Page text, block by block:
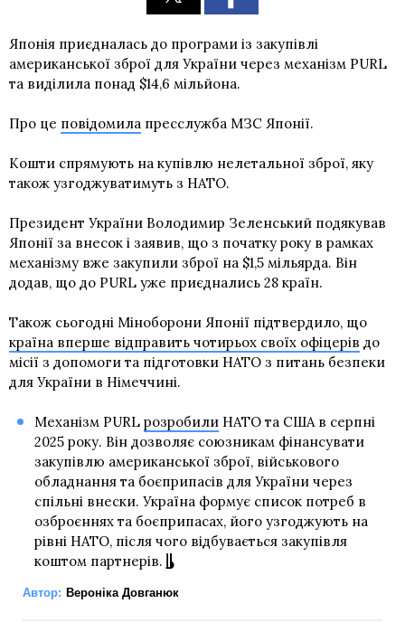
Японія приєдналась до програми із закупівлі
американської зброї для України через механізм PURL
та виділила понад $14,6 мільйона.
Про це повідомила пресслужба МЗС Японії.
Кошти спрямують на купівлю нелетальної зброї, яку
також узгоджуватимуть з НАТО.
Президент України Володимир Зеленський подякував
Японії за внесок і заявив, що з початку року в рамках
механізму вже закупили зброї на $1,5 мільярда. Він
додав, що до PURL уже приєднались 28 країн.
Також сьогодні Міноборони Японії підтвердило, що
країна вперше відправить чотирьох своїх офіцерів до
місії з допомоги та підготовки НАТО з питань безпеки
для України в Німеччині.
Механізм PURL розробилиНАТО та США в серпні
2025 року. Він дозволяє союзникам фінансувати
закупівлю американської зброї, військового
обладнання та боєприпасів для України через
спільні внески. Україна формує список потреб в
озброєннях та боєприпасах, його узгоджують на
рівні НАТО, після чого відбувається закупівля
коштом партнерів.
Автор: Вероніка Довганюк